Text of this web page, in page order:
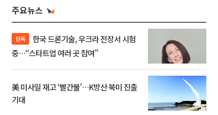
주요뉴스
단독
중…“스타트업 여러 곳 참여”
美 미사일 재고 ‘빨간불’…K방산 북미 진출
기대